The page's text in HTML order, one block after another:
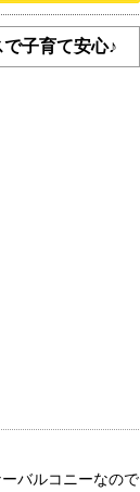
子育て安心♪
バルコニーなので
リアの土地